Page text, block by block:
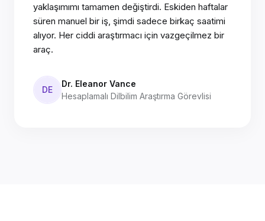
yaklaşımımı tamamen değiştirdi. Eskiden haftalar
süren manuel bir iş, şimdi sadece birkaç saatimi
alıyor. Her ciddi araştırmacı için vazgeçilmez bir
araç.
DE
Dr. Eleanor Vance
Hesaplamalı Dilbilim Araştırma Görevlisi